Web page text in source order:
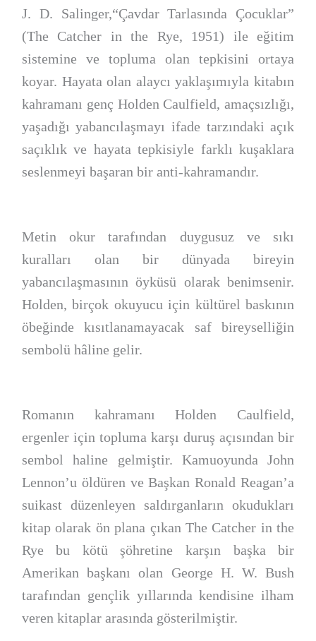
J. D. Salinger,“Çavdar Tarlasında Çocuklar”
(The Catcher in the Rye, 1951) ile eğitim
sistemine ve topluma olan tepkisini ortaya
koyar. Hayata olan alaycı yaklaşımıyla kitabın
kahramanı genç Holden Caulfield, amaçsızlığı,
yaşadığı yabancılaşmayı ifade tarzındaki açık
saçıklık ve hayata tepkisiyle farklı kuşaklara
seslenmeyi başaran bir anti-kahramandır.
Metin okur tarafından duygusuz ve sıkı
kuralları olan bir dünyada bireyin
yabancılaşmasının öyküsü olarak benimsenir.
Holden, birçok okuyucu için kültürel baskının
öbeğinde kısıtlanamayacak saf bireyselliğin
sembolü hâline gelir.
Romanın kahramanı Holden Caulfield,
ergenler için topluma karşı duruş açısından bir
sembol haline gelmiştir. Kamuoyunda John
Lennon’u öldüren ve Başkan Ronald Reagan’a
suikast düzenleyen saldırganların okudukları
kitap olarak ön plana çıkan The Catcher in the
Rye bu kötü şöhretine karşın başka bir
Amerikan başkanı olan George H. W. Bush
tarafından gençlik yıllarında kendisine ilham
veren kitaplar arasında gösterilmiştir.